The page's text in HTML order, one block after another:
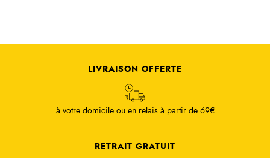
LIVRAISON OFFERTE
à votre domicile ou en relais à partir de 69€
RETRAIT GRATUIT